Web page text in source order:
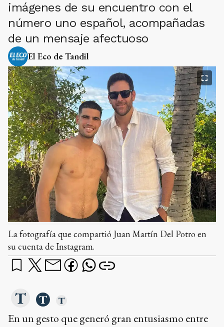
imágenes de su encuentro con el
número uno español, acompañadas
de un mensaje afectuoso
El Eco de Tandil
La fotografía que compartió Juan Martín Del Potro en
su cuenta de Instagram.
En un gesto que generó gran entusiasmo entre